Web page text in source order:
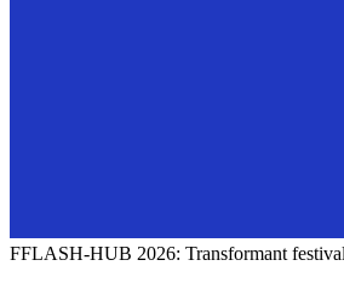
FFLASH-HUB 2026: Transformant